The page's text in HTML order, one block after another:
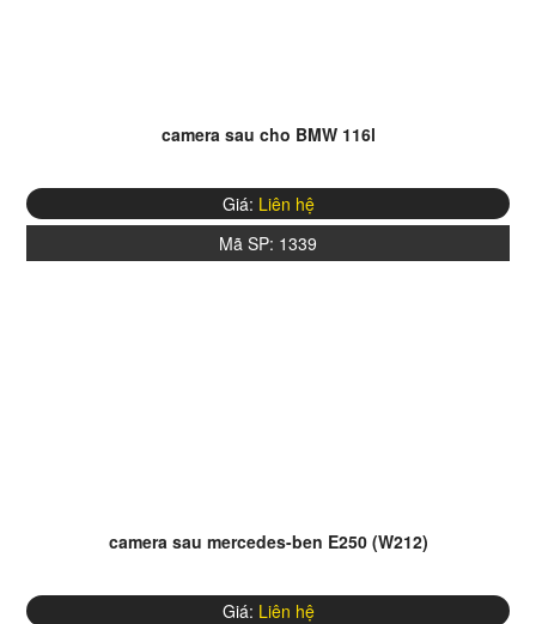
camera sau cho BMW 116l
Giá: Liên hệ
Mã SP: 1339
camera sau mercedes-ben E250 (W212)
Giá: Liên hệ